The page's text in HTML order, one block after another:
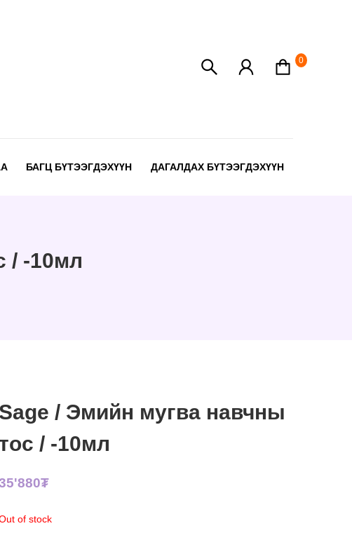
0
БАГЦ БҮТЭЭГДЭХҮҮН ДАГАЛДАХ БҮТЭЭГДЭХҮҮН
/ -10мл
Sage / Эмийн мугва навчны
/ -10мл
₮
of stock